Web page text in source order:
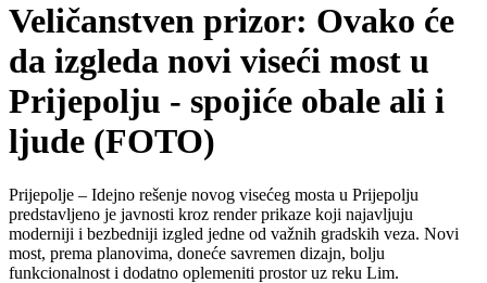
Veličanstven prizor: Ovako će
da izgleda novi viseći most u
Prijepolju - spojiće obale ali i
ljude (FOTO)
Prijepolje – Idejno rešenje novog visećeg mosta u Prijepolju
predstavljeno je javnosti kroz render prikaze koji najavljuju
moderniji i bezbedniji izgled jedne od važnih gradskih veza. Novi
most, prema planovima, doneće savremen dizajn, bolju
funkcionalnost i dodatno oplemeniti prostor uz reku Lim.